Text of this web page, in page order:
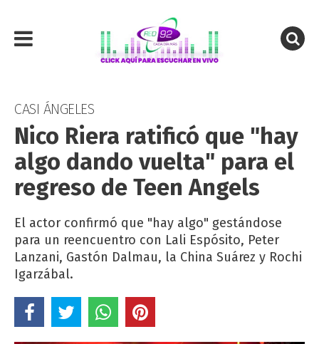
CASI ÁNGELES
Nico Riera ratificó que "hay
algo dando vuelta" para el
regreso de Teen Angels
El actor confirmó que "hay algo" gestándose
para un reencuentro con Lali Espósito, Peter
Lanzani, Gastón Dalmau, la China Suárez y Rochi
Igarzábal.